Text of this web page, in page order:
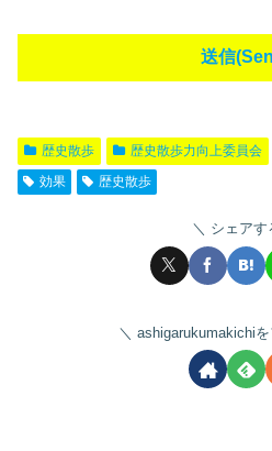
歴史散歩 歴史散歩力向上委員会
効果
歴史散歩
シェアす
ashigarukumakichi